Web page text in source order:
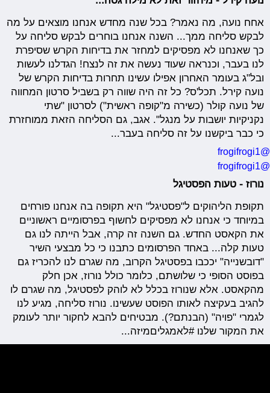
אחח נועה, מה נאמר? בכל שנה מחדש אנחנו מוצאים על מה
לבקש סליחה ממך... השנה אנחנו בוחרים לבקש סליחה על
כך שאנחנו לא מפסיקים למחזר את בדיחות הקרש שסיפרת
לנו בעבר, וכנראה שעוד נעשה את זה לנצח! הגדלנו לעשות
ובל"ג בעומר האחרון אפילו עשינו תחרות בדיחות הקרש של
נועה קירל. תכל'ס? כל זה היה שווה רק בשביל סרטון המחווה
של נועה קולר (כשירה מ"קופה ראשית") לסרטון "שתי
נקניקיות יושבות על מנגל". אגב, גם הסליחה הזאת ממוחזרת
כי כבר ביקשנו על זה סליחה בעבר...
@frogifrogi1
@frogifrogi1
נורוז - טעות הפסטיגל
תקופת הליהוקים ל"פסטיגל" היא תקופה בה אנחנו פורחים
במיוחד כי אנחנו לא מפסיקים לחשוף בפרסומיים ראשוניים
את הקאסט החדש. גם השנה זה קרה, אבל הייתה לנו גם
טעות קלה... באחד הפרסומים כתבנו כי כל מבצעי השיר
"דובשנייה" יככבו בפסטיגל הקרוב, מה שגרם לנו להכריז גם
בפוסט הסופי כי שלושתם, כלומר כולל נורוז, אכן חלק
מהקאסט. אלא שנורוז בכלל לא לוהק לפסטיגל, מה שגרם לו
להגיב בעקיצה לאותו הפוסט שעשינו. נורוז סליחה, מגיע לנו
לגמרי "פויה" (הבנתם?). מבטיחים להבא לחקור יותר לעומק
את המקור שלנו #לאמגליםמיזה...